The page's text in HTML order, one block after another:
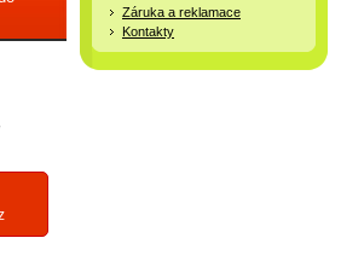
Záruka a reklamace
Kontakty